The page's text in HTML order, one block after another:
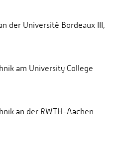
der Université Bordeaux III,
am University College
an der RWTH-Aachen